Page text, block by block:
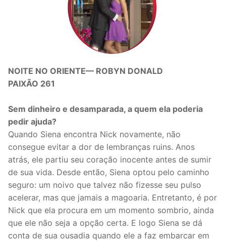
NOITE NO ORIENTE— ROBYN DONALD
PAIXÃO 261
Sem dinheiro e desamparada, a quem ela poderia
pedir ajuda?
Quando Siena encontra Nick novamente, não
consegue evitar a dor de lembranças ruins. Anos
atrás, ele partiu seu coração inocente antes de sumir
de sua vida. Desde então, Siena optou pelo caminho
seguro: um noivo que talvez não fizesse seu pulso
acelerar, mas que jamais a magoaria. Entretanto, é por
Nick que ela procura em um momento sombrio, ainda
que ele não seja a opção certa. E logo Siena se dá
conta de sua ousadia quando ele a faz embarcar em